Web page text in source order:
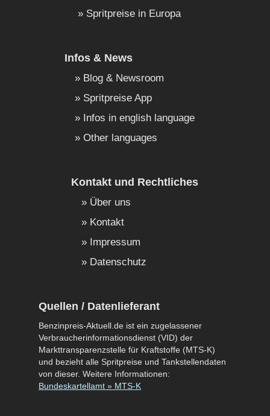
Spritpreise in Europa
Infos & News
Blog & Newsroom
Spritpreise App
Infos in english language
Other languages
Kontakt und Rechtliches
Über uns
Kontakt
Impressum
Datenschutz
Quellen / Datenlieferant
Benzinpreis-Aktuell.de ist ein zugelassener
Verbraucherinformationsdienst (VID) der
Markttransparenzstelle für Kraftstoffe (MTS-K)
und bezieht alle Spritpreise und Tankstellendaten
von dieser. Weitere Informationen:
Bundeskartellamt » MTS-K